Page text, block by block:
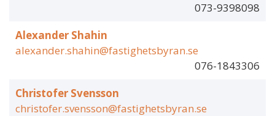
073-9398098
Alexander Shahin
alexander.shahin@fastighetsbyran.se
076-1843306
Christofer Svensson
christofer.svensson@fastighetsbyran.se